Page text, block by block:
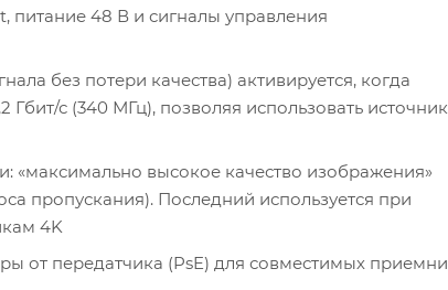
питание 48 В и сигналы управления
без потери качества) активируется, когда
с (340 МГц), позволяя использовать
высокое качество изображения»
пропускания). Последний используется при
4K
от передатчика (PsE) для совместимых